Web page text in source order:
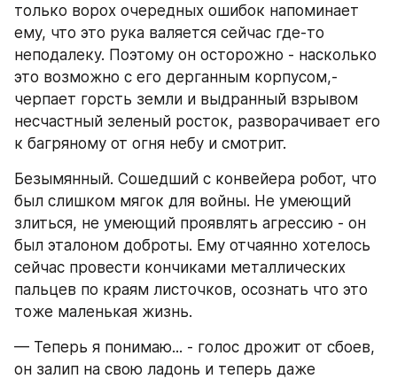
только ворох очередных ошибок напоминает
ему, что это рука валяется сейчас где-то
неподалеку. Поэтому он осторожно - насколько
это возможно с его дерганным корпусом,-
черпает горсть земли и выдранный взрывом
несчастный зеленый росток, разворачивает его
к багряному от огня небу и смотрит.
Безымянный. Сошедший с конвейера робот, что
был слишком мягок для войны. Не умеющий
злиться, не умеющий проявлять агрессию - он
был эталоном доброты. Ему отчаянно хотелось
сейчас провести кончиками металлических
пальцев по краям листочков, осознать что это
тоже маленькая жизнь.
— Теперь я понимаю... - голос дрожит от сбоев,
он залип на свою ладонь и теперь даже